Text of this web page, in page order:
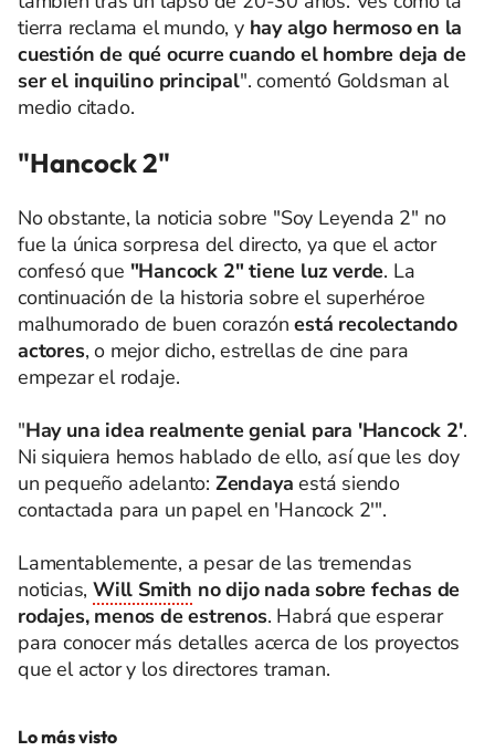
tierra reclama el mundo, y hay algo hermoso en la
cuestión de qué ocurre cuando el hombre deja de
ser el inquilino principal". comentó Goldsman al
medio citado.
"Hancock 2"
No obstante, la noticia sobre "Soy Leyenda 2" no
fue la única sorpresa del directo, ya que el actor
confesó que "Hancock 2" tiene luz verde. La
continuación de la historia sobre el superhéroe
malhumorado de buen corazónestá recolectando
actores, o mejor dicho, estrellas de cine para
empezar el rodaje.
"Hay una idea realmente genial para 'Hancock 2'.
Ni siquiera hemos hablado de ello, así que les doy
un pequeño adelanto: Zendaya está siendo
contactada para un papel en 'Hancock 2'".
Lamentablemente, a pesar de las tremendas
noticias, Will Smith no dijo nada sobre fechas de
rodajes, menos de estrenos. Habrá que esperar
para conocer más detalles acerca de los proyectos
que el actor y los directores traman.
Lo más visto